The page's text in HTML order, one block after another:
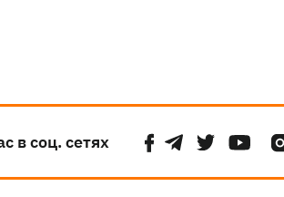
в соц. сетях